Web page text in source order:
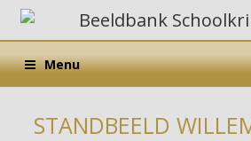
Menu
STANDBEELD